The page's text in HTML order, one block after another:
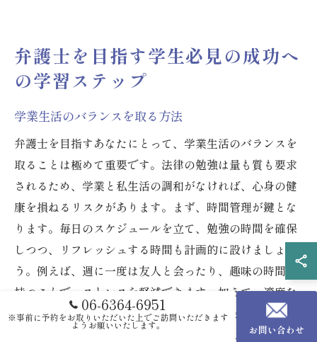
弁護士を目指す学生必見の成功へ
の学習ステップ
学業生活のバランスを取る方法
弁護士を目指すあなたにとって、学業生活のバランスを
取ることは極めて重要です。法律の勉強は量も質も要求
されるため、学業と私生活の調和がなければ、心身の健
康を損ねるリスクがあります。まず、時間管理が鍵とな
ります。毎日のスケジュールを立て、勉強の時間を確保
しつつ、リフレッシュする時間も計画的に設けましょ
う。例えば、週に一度は友人と会ったり、趣味の時間を
持つことで、ストレスを軽減できます。加えて、適度な
運動や食生活にも気を配ることで、集中力を高め、学習
効果を向上させることができます。こうした取り組み
06-6364-6951
※事前に予約をお取りいただいた上でご訪問いただきます
ようお願いいたします。 お問い合わせ